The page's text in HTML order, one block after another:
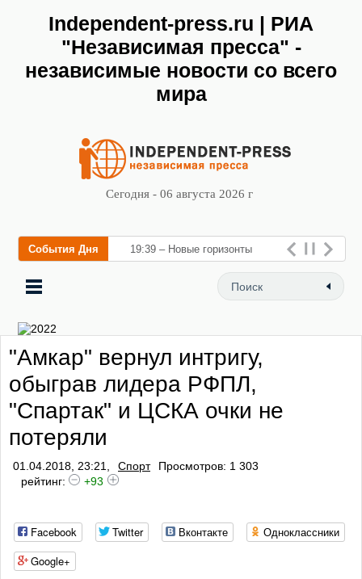
Independent-press.ru | РИА
"Независимая пресса" -
независимые новости со всего
мира
Сегодня - 06 августа 2026 г
События Дня 19:39 – Новые горизонты
флебологии: в Москве
открылся «Городской центр
заболеваний вен и
профилакти
"Амкар" вернул интригу,
обыграв лидера РФПЛ,
"Спартак" и ЦСКА очки не
потеряли
01.04.2018, 23:21, Спорт
Просмотров: 1 303
рейтинг:
+93
Facebook Twitter Вконтакте
Одноклассники
Google+